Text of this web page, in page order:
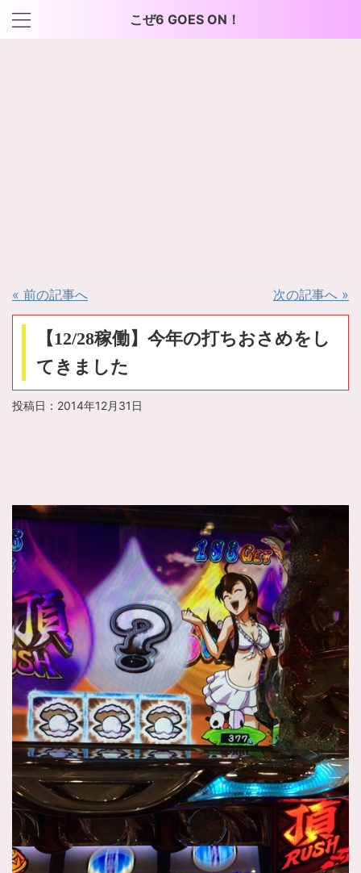
こぜ6 GOES ON！
« 前の記事へ 次の記事へ »
【12/28稼働】今年の打ちおさめをし
てきました
投稿日： 2014年12月31日